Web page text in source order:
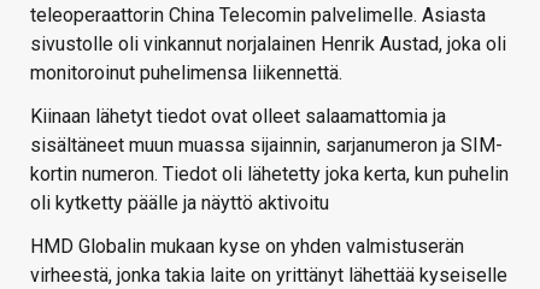
teleoperaattorin China Telecomin palvelimelle. Asiasta
sivustolle oli vinkannut norjalainen Henrik Austad, joka oli
monitoroinut puhelimensa liikennettä.
Kiinaan lähetyt tiedot ovat olleet salaamattomia ja
sisältäneet muun muassa sijainnin, sarjanumeron ja SIM-
kortin numeron. Tiedot oli lähetetty joka kerta, kun puhelin
oli kytketty päälle ja näyttö aktivoitu
HMD Globalin mukaan kyse on yhden valmistuserän
virheestä, jonka takia laite on yrittänyt lähettää kyseiselle